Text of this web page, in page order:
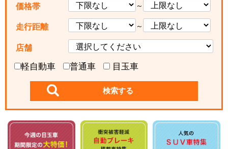
価格帯 ～
走行距離 ～
店舗
軽自動車 普通車 目玉車